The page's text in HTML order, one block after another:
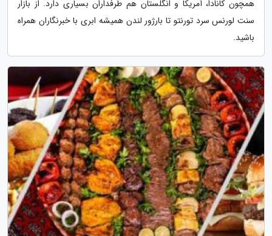
همچون کانادا، آمریکا و انگلستان هم طرفداران بسیاری دارد. از بازار
سنت لورنس سرد تورنتو تا بارژور لندن همیشه ابری با خبرنگاران همراه
باشید.